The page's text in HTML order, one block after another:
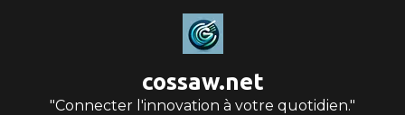
cossaw.net
"Connecter l'innovation à votre quotidien."